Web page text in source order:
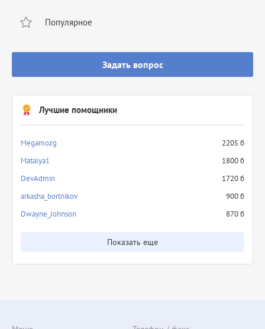
Популярное
Задать вопрос
Лучшие помощники
Megamozg
2205 б
Matalya1
1800 б
DevAdmin
1720 б
arkasha_bortnikov
900 б
Dwayne_Johnson
870 б
Показать еще